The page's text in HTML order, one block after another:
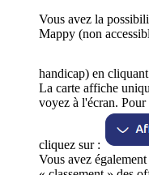
Vous avez la
Mappy (non
handicap) en
La carte affiche
voyez à l'écran.
cliquez sur :
Vous avez